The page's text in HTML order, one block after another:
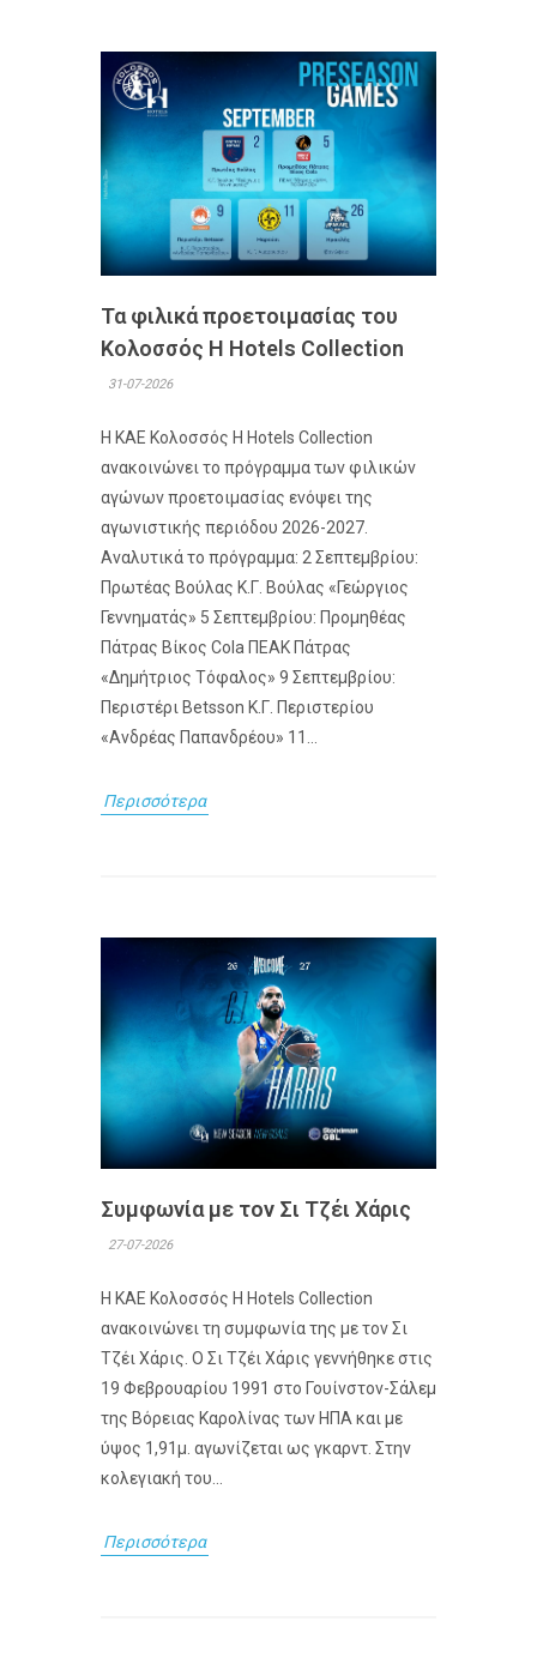
Τα φιλικά προετοιμασίας του
Κολοσσός H Hotels Collection
31-07-2026
Η ΚΑΕ Κολοσσός H Hotels Collection
ανακοινώνει το πρόγραμμα των φιλικών
αγώνων προετοιμασίας ενόψει της
αγωνιστικής περιόδου 2026-2027.
Αναλυτικά το πρόγραμμα: 2 Σεπτεμβρίου:
Πρωτέας Βούλας Κ.Γ. Βούλας «Γεώργιος
Γεννηματάς» 5 Σεπτεμβρίου: Προμηθέας
Πάτρας Βίκος Cola ΠΕΑΚ Πάτρας
«Δημήτριος Τόφαλος» 9 Σεπτεμβρίου:
Περιστέρι Betsson Κ.Γ. Περιστερίου
«Ανδρέας Παπανδρέου» 11...
Περισσότερα
Συμφωνία με τον Σι Τζέι Χάρις
27-07-2026
Η ΚΑΕ Κολοσσός H Hotels Collection
ανακοινώνει τη συμφωνία της με τον Σι
Τζέι Χάρις. Ο Σι Τζέι Χάρις γεννήθηκε στις
19 Φεβρουαρίου 1991 στο Γουίνστον-Σάλεμ
της Βόρειας Καρολίνας των ΗΠΑ και με
ύψος 1,91μ. αγωνίζεται ως γκαρντ. Στην
κολεγιακή του...
Περισσότερα